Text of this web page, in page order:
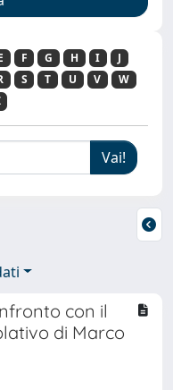
F G H I
J
S T U V
W
con il
di Marco